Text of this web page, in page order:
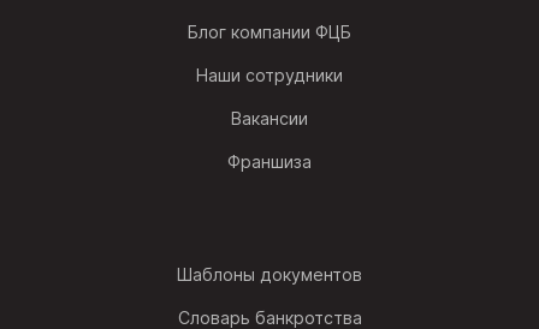
Блог компании ФЦБ
Наши сотрудники
Вакансии
Франшиза
Шаблоны документов
Словарь банкротства